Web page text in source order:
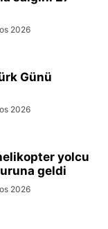
2026
Günü
2026
yolcu
geldi
2026